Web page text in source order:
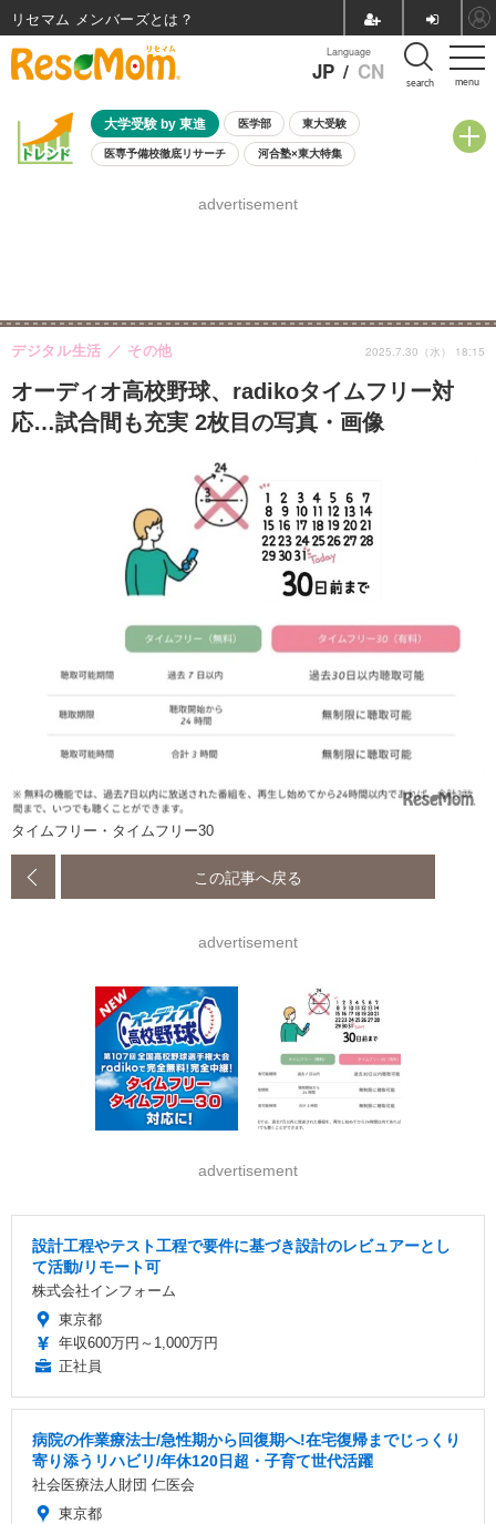
menu
Language
JP / CN search
大学受験 by 東進 医学部 東大受験
医専予備校徹底リサーチ 河合塾×東大特集
8月開催学校説明会・相談会
advertisement
オーディオ高校野球、radikoタイムフリー対
応…試合間も充実 2枚目の写真・画像
デジタル生活 その他 2025.7.30（水） 18:15
タイムフリー・タイムフリー30
この記事へ戻る
advertisement
advertisement
設計工程やテスト工程で要件に基づき設計のレビュアーとし
て活動/リモート可
株式会社インフォーム
東京都
年収600万円～1,000万円
正社員
病院の作業療法士/急性期から回復期へ!在宅復帰までじっくり
寄り添うリハビリ/年休120日超・子育て世代活躍
社会医療法人財団 仁医会
東京都
リセマム メンバーズ